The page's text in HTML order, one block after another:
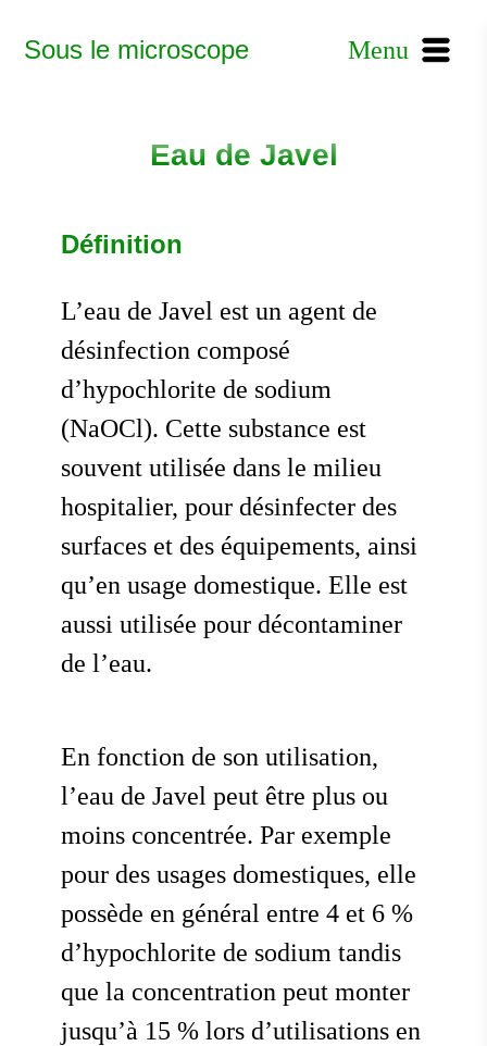
Sous le microscope Menu
Eau de Javel
Définition
L’eau de Javel est un agent de
désinfection composé
d’hypochlorite de sodium
(NaOCl). Cette substance est
souvent utilisée dans le milieu
hospitalier, pour désinfecter des
surfaces et des équipements, ainsi
qu’en usage domestique. Elle est
aussi utilisée pour décontaminer
de l’eau.
En fonction de son utilisation,
l’eau de Javel peut être plus ou
moins concentrée. Par exemple
pour des usages domestiques, elle
possède en général entre 4 et 6 %
d’hypochlorite de sodium tandis
que la concentration peut monter
jusqu’à 15 % lors d’utilisations en